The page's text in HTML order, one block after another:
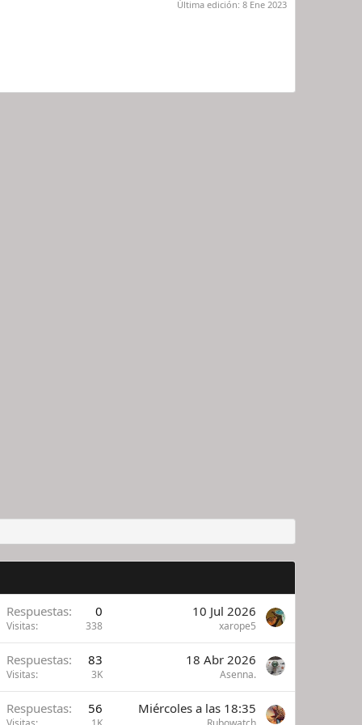
Última edición: 8 Ene 2023
Respuestas 0
Visitas 338
10 Jul 2026
xarope5
Respuestas 83
Visitas 3K
18 Abr 2026
Asenna.
Respuestas 56 Miércoles a las 18:35